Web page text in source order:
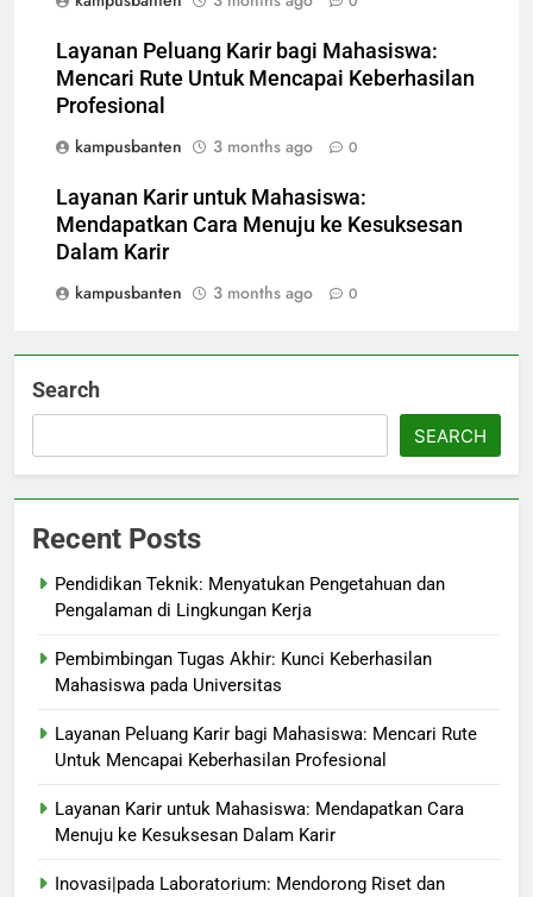
Layanan Peluang Karir bagi Mahasiswa:
Mencari Rute Untuk Mencapai Keberhasilan
Profesional
kampusbanten
3 months ago 0
Layanan Karir untuk Mahasiswa:
Mendapatkan Cara Menuju ke Kesuksesan
Dalam Karir
kampusbanten
3 months ago 0
Search
SEARCH
Recent Posts
Pendidikan Teknik: Menyatukan Pengetahuan dan
Pengalaman di Lingkungan Kerja
Pembimbingan Tugas Akhir: Kunci Keberhasilan
Mahasiswa pada Universitas
Layanan Peluang Karir bagi Mahasiswa: Mencari Rute
Untuk Mencapai Keberhasilan Profesional
Layanan Karir untuk Mahasiswa: Mendapatkan Cara
Menuju ke Kesuksesan Dalam Karir
Inovasi|pada Laboratorium: Mendorong Riset dan